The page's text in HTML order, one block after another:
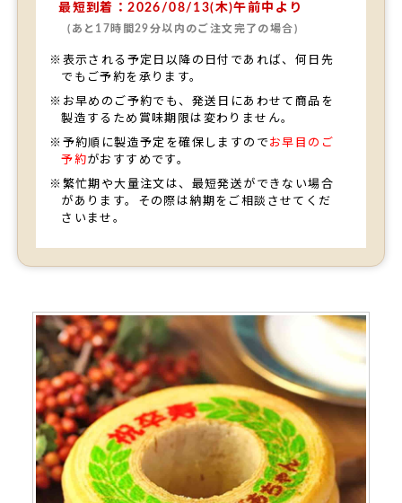
最短到着：2026/08/13(木)午前中より
(あと17時間29分以内のご注文完了の場合)
※表示される予定日以降の日付であれば、何日先
でもご予約を承ります。
※お早めのご予約でも、発送日にあわせて商品を
製造するため賞味期限は変わりません。
※予約順に製造予定を確保しますので お早目のご
予約がおすすめです。
※繁忙期や大量注文は、最短発送ができない場合
があります。その際は納期をご相談させてくだ
さいませ。